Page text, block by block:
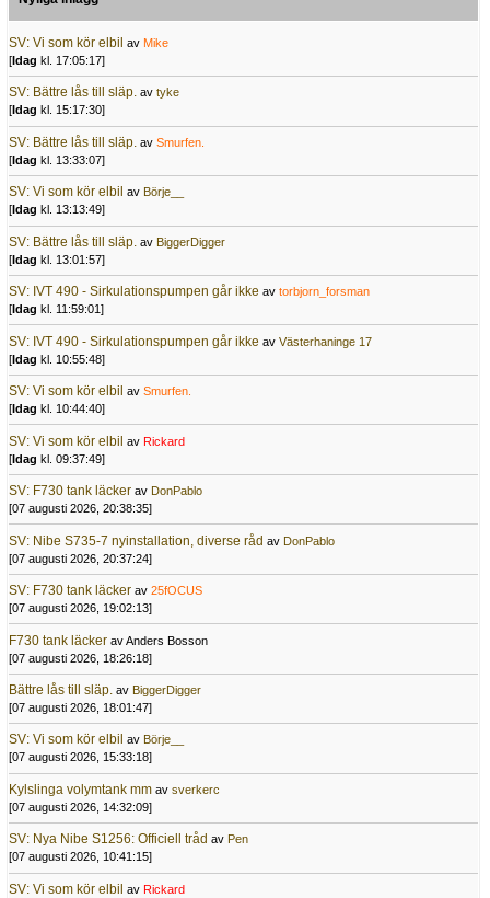
SV: Vi som kör elbil av Mike
[Idag kl. 17:05:17]
SV: Bättre lås till släp. av tyke
[ Idag kl. 15:17:30]
SV: Bättre lås till släp. av Smurfen.
[Idag kl. 13:33:07]
SV: Vi som kör elbil av Börje__
[ Idag kl. 13:13:49]
SV: Bättre lås till släp. av BiggerDigger
[Idag kl. 13:01:57]
SV: IVT 490 - Sirkulationspumpen går ikke av torbjorn_forsman
[ Idag kl. 11:59:01]
SV: IVT 490 - Sirkulationspumpen går ikke av Västerhaninge 17
[Idag kl. 10:55:48]
SV: Vi som kör elbil av Smurfen.
[Idag kl. 10:44:40]
SV: Vi som kör elbil av Rickard
[Idag kl. 09:37:49]
SV: F730 tank läcker av DonPablo
[07 augusti 2026, 20:38:35]
SV: Nibe S735-7 nyinstallation, diverse råd av DonPablo
[07 augusti 2026, 20:37:24]
SV: F730 tank läcker av 25fOCUS
[07 augusti 2026, 19:02:13]
F730 tank läcker av Anders Bosson
[07 augusti 2026, 18:26:18]
Bättre lås till släp. av BiggerDigger
[07 augusti 2026, 18:01:47]
SV: Vi som kör elbil av Börje__
[07 augusti 2026, 15:33:18]
Kylslinga volymtank mm av sverkerc
[07 augusti 2026, 14:32:09]
SV: Nya Nibe S1256: Officiell tråd av Pen
[07 augusti 2026, 10:41:15]
SV: Vi som kör elbil av Rickard